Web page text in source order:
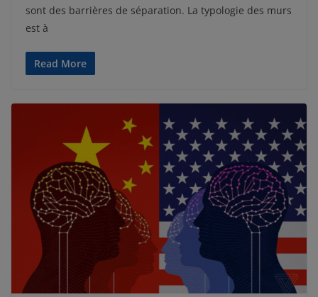
sont des barrières de séparation. La typologie des murs
est à
Read More